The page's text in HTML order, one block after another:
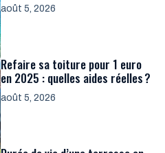
août 5, 2026
Refaire sa toiture pour 1 euro
en 2025 : quelles aides réelles ?
août 5, 2026